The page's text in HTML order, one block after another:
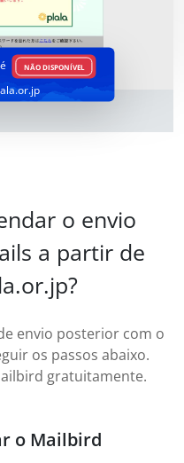
NÃO DISPONÍVEL
o envio
a partir de
envio posterior com o
os passos abaixo.
gratuitamente.
o Mailbird